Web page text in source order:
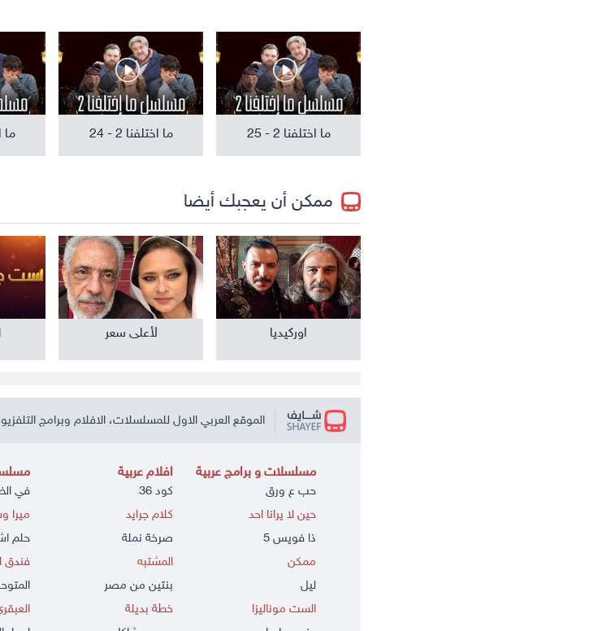
ما اختلفنا 2 - 25 ما اختلفنا 2 - 24 ما
ممكن أن يعجبك أيضا
اوركيديا لأعلى سعر
الموقع العربي الاول للمسلسلات، الافلام وبرامج
مسلسلات و برامج عربية
حب ع ورق
حين لا يرانا احد
ذا فويس 5
ممكن
ليل
الست موناليزا
افلام عربية
كود 36
كلام جرايد
صرخة نملة
المشتبه
بنتين من مصر
خطة بديلة
في
ميرا
حلم
فندق